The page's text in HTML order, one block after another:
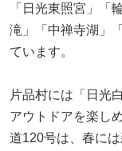
「日光東照宮」「
滝」「中禅寺湖」
ています。
片品村には「日光
アウトドアを楽し
道120号は、春に